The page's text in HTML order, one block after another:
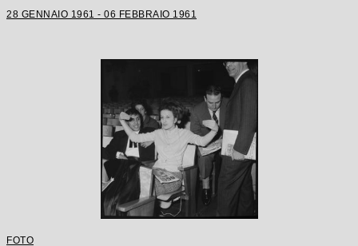
28 GENNAIO 1961 - 06 FEBBRAIO 1961
FOTO